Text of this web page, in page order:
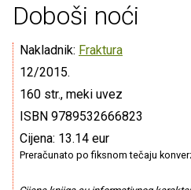
Doboši noći
Nakladnik: Fraktura
12/2015.
160 str., meki uvez
ISBN 9789532666823
Cijena: 13.14 eur
Preračunato po fiksnom tečaju